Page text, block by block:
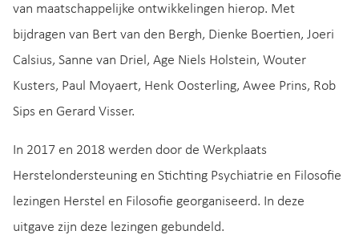
van maatschappelijke ontwikkelingen hierop. Met
bijdragen van Bert van den Bergh, Dienke Boertien, Joeri
Calsius, Sanne van Driel, Age Niels Holstein, Wouter
Kusters, Paul Moyaert, Henk Oosterling, Awee Prins, Rob
Sips en Gerard Visser.
In 2017 en 2018 werden door de Werkplaats
Herstelondersteuning en Stichting Psychiatrie en Filosofie
lezingen Herstel en Filosofie georganiseerd. In deze
uitgave zijn deze lezingen gebundeld.